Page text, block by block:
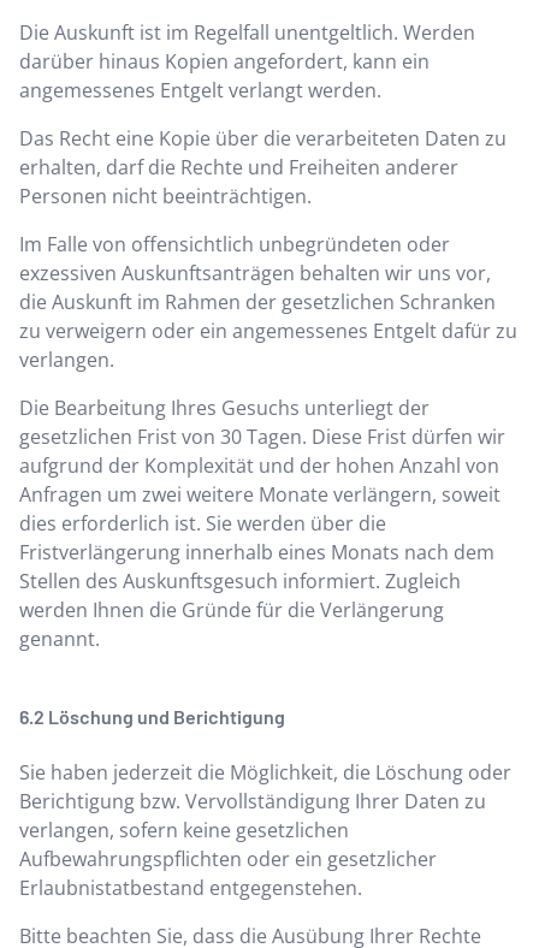
Die Auskunft ist im Regelfall unentgeltlich. Werden
darüber hinaus Kopien angefordert, kann ein
angemessenes Entgelt verlangt werden.
Das Recht eine Kopie über die verarbeiteten Daten zu
erhalten, darf die Rechte und Freiheiten anderer
Personen nicht beeinträchtigen.
Im Falle von offensichtlich unbegründeten oder
exzessiven Auskunftsanträgen behalten wir uns vor,
die Auskunft im Rahmen der gesetzlichen Schranken
zu verweigern oder ein angemessenes Entgelt dafür zu
verlangen.
Die Bearbeitung Ihres Gesuchs unterliegt der
gesetzlichen Frist von 30 Tagen. Diese Frist dürfen wir
aufgrund der Komplexität und der hohen Anzahl von
Anfragen um zwei weitere Monate verlängern, soweit
dies erforderlich ist. Sie werden über die
Fristverlängerung innerhalb eines Monats nach dem
Stellen des Auskunftsgesuch informiert. Zugleich
werden Ihnen die Gründe für die Verlängerung
genannt.
Löschung und Berichtigung
Sie haben jederzeit die Möglichkeit, die Löschung oder
Berichtigung bzw. Vervollständigung Ihrer Daten zu
verlangen, sofern keine gesetzlichen
Aufbewahrungspflichten oder ein gesetzlicher
Erlaubnistatbestand entgegenstehen.
Bitte beachten Sie, dass die Ausübung Ihrer Rechte